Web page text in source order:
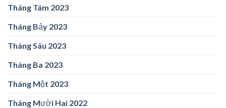
Tháng Tám 2023
Tháng Bảy 2023
Tháng Sáu 2023
Tháng Ba 2023
Tháng Một 2023
Tháng Mười Hai 2022